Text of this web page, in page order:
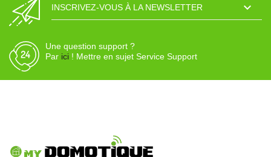
INSCRIVEZ-VOUS À LA NEWSLETTER 
Une question support ?
Par ici ! Mettre en sujet Service Support